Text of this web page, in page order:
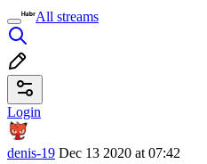
All streams
Login
denis-19 Dec 13 2020 at 07:42